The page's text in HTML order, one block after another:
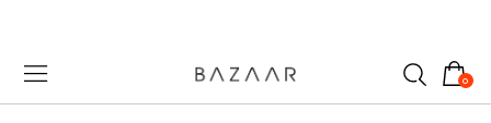
0